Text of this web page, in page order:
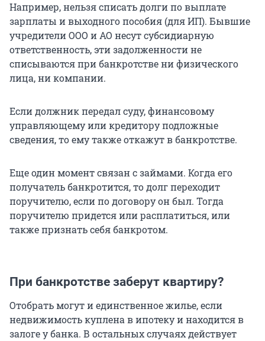
Например, нельзя списать долги по выплате
зарплаты и выходного пособия (для ИП). Бывшие
учредители ООО и АО несут субсидиарную
ответственность, эти задолженности не
списываются при банкротстве ни физического
лица, ни компании.
Если должник передал суду, финансовому
управляющему или кредитору подложные
сведения, то ему также откажут в банкротстве.
Еще один момент связан с займами. Когда его
получатель банкротится, то долг переходит
поручителю, если по договору он был. Тогда
поручителю придется или расплатиться, или
также признать себя банкротом.
При банкротстве заберут квартиру?
Отобрать могут и единственное жилье, если
недвижимость куплена в ипотеку и находится в
залоге у банка. В остальных случаях действует